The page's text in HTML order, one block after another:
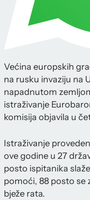
Većina europskih
na rusku invaziju na
napadnutom
istraživanje
komisija objavila u
Istraživanje
ove godine u 27
posto ispitanika
pomoći, 88 posto se
bježe rata.